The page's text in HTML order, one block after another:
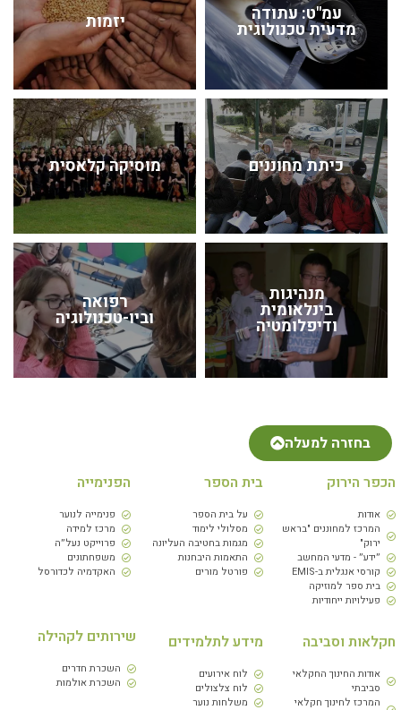
עמ"ט: עתודה
מדעית טכנולוגית יזמות
כיתת מחוננים מוסיקה קלאסית
מנהיגות
בינלאומית
ודיפלומטיה
רפואה
וביו-טכנולוגיה
בחזרה למעלה
הכפר הירוק
אודות
המרכז למחוננים "בראש
ירוק"
״ידע״ - מדעי המחשב
קורסי אנגלית ב-EMIS
בית ספר למוזיקה
פעילויות ייחודיות
בית הספר
על בית הספר
מסלולי לימוד
מגמות בחטיבה העליונה
התאמות היבחנות
פורטל מורים
הפנימייה
פנימייה לנוער
מרכז למידה
פרוייקט נעל״ה
משפחתונים
האקדמיה לכדורסל
חקלאות וסביבה
אודות החינוך החקלאי
סביבתי
המרכז לחינוך חקלאי
מידע לתלמידים
לוח אירועים
לוח צלצולים
משלחות נוער
שירותים לקהילה
השכרת חדרים
השכרת אולמות